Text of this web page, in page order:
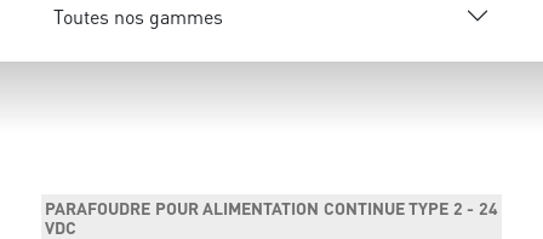
Toutes nos gammes
PARAFOUDRE POUR ALIMENTATION CONTINUE TYPE 2 - 24
VDC